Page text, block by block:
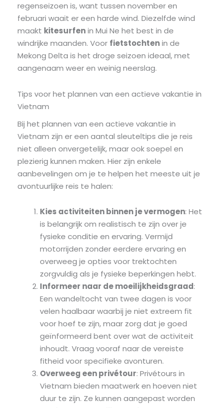
regenseizoen is, want tussen november en
februari waait er een harde wind. Diezelfde wind
maakt kitesurfenin Mui Ne het best in de
windrijke maanden. Voor fietstochtenin de
Mekong Delta is het droge seizoen ideaal, met
aangenaam weer en weinig neerslag.
Tips voor het plannen van een actieve vakantie in
Vietnam
Bij het plannen van een actieve vakantie in
Vietnam zijn er een aantal sleuteltips die je reis
niet alleen onvergetelijk, maar ook soepel en
plezierig kunnen maken. Hier zijn enkele
aanbevelingen om je te helpen het meeste uit je
avontuurlijke reis te halen:
Kies activiteiten binnen je vermogen: Het
is belangrijk om realistisch te zijn over je
fysieke conditie en ervaring. Vermijd
motorrijden zonder eerdere ervaring en
overweeg je opties voor trektochten
zorgvuldig als je fysieke beperkingen hebt.
Informeer naar de moeilijkheidsgraad:
Een wandeltocht van twee dagen is voor
velen haalbaar waarbij je niet extreem fit
voor hoef te zijn, maar zorg dat je goed
geïnformeerd bent over wat de activiteit
inhoudt. Vraag vooraf naar de vereiste
fitheid voor specifieke avonturen.
Overweeg een privétour: Privétours in
Vietnam bieden maatwerk en hoeven niet
duur te zijn. Ze kunnen aangepast worden